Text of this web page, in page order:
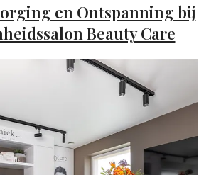
en Ontspanning bij
Beauty Care